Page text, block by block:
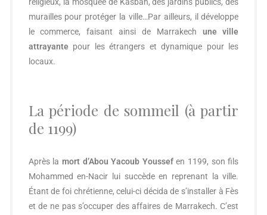
murailles pour protéger la ville…Par ailleurs, il développe
le commerce, faisant ainsi de Marrakech une ville
attrayante pour les étrangers et dynamique pour les
locaux.
La période de sommeil (à partir
de 1199)
Après la mort d’Abou Yacoub Youssefen 1199, son fils
Mohammed en-Nacir lui succède en reprenant la ville.
Étant de foi chrétienne, celui-ci décida de s’installer à Fès
et de ne pas s’occuper des affaires de Marrakech. C’est